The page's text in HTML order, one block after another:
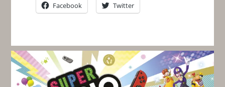
Facebook
Twitter